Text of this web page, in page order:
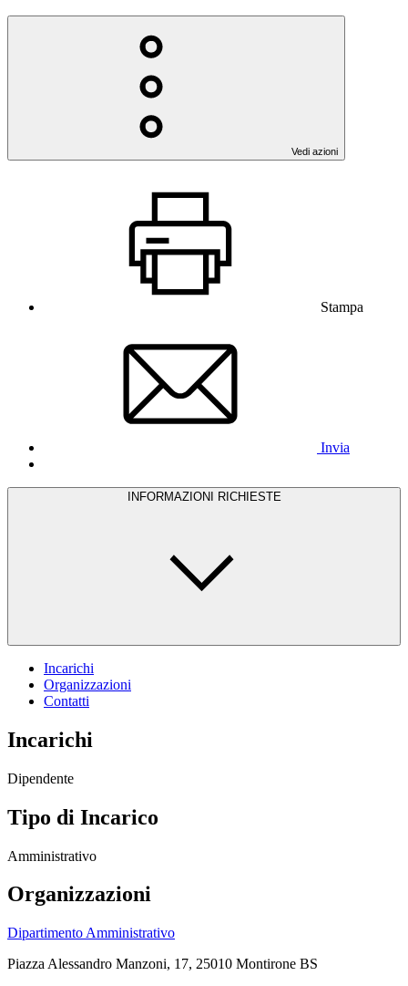
Vedi azioni
Stampa
Invia
INFORMAZIONI RICHIESTE
Incarichi
Organizzazioni
Contatti
Incarichi
Dipendente
Tipo di Incarico
Amministrativo
Organizzazioni
Dipartimento Amministrativo
Piazza Alessandro Manzoni, 17, 25010 Montirone BS